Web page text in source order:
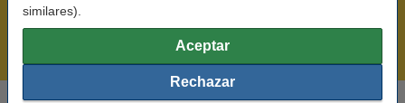
similares).
Aceptar
Rechazar
¡Recibe en 24 horas!